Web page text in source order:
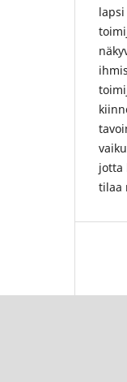
jotta
tilaa